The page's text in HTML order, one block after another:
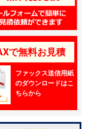
で無料お見積
ファックス送信用紙
のダウンロードはこ
ちらから